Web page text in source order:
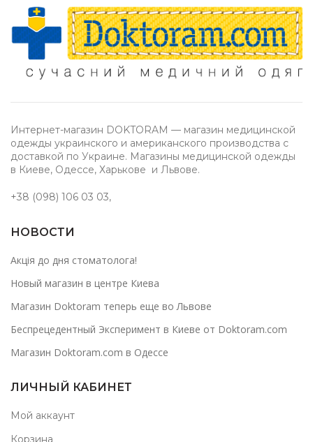
Интернет-магазин DOKTORAM — магазин медицинской
одежды украинского и американского производства с
доставкой по Украине. Магазины медицинской одежды
в Киеве, Одессе, Харькове и Львове.
+38 (098) 106 03 03,
НОВОСТИ
Акція до дня стоматолога!
Новый магазин в центре Киева
Магазин Doktoram теперь еще во Львове
Беспрецедентный Эксперимент в Киеве от Doktoram.com
Магазин Doktoram.com в Одессе
ЛИЧНЫЙ КАБИНЕТ
Мой аккаунт
Корзина